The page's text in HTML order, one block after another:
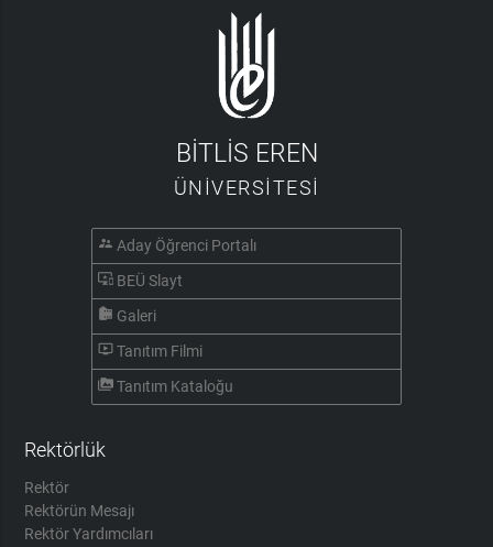
BİTLİS EREN
ÜNİVERSİTESİ
supervisor_account Aday Öğrenci Portalı
important_devices BEÜ Slayt
camera_roll Galeri
ondemand_video Tanıtım Filmi
perm_media Tanıtım Kataloğu
Rektörlük
Rektör
Rektörün Mesajı
Rektör Yardımcıları